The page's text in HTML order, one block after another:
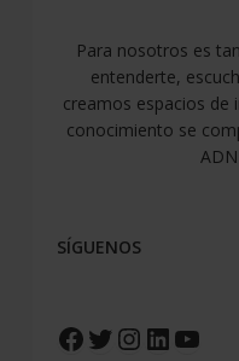
Para nosotros es
entenderte,
creamos espacios de
conocimiento se
SÍGUENOS
Facebook
Twitter
Instagram
LinkedIn